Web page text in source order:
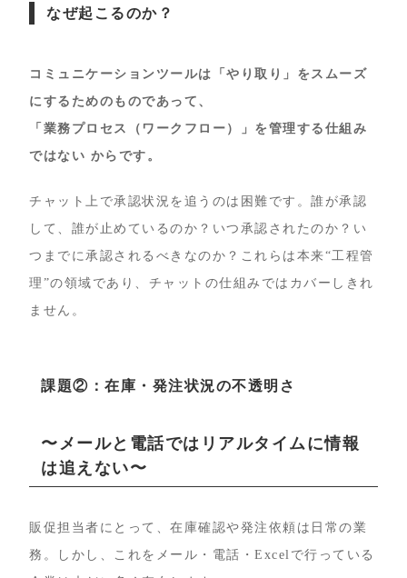
なぜ起こるのか？
コミュニケーションツールは「やり取り」をスムーズ
にするためのものであって、
「業務プロセス（ワークフロー）」を管理する仕組み
ではない からです。
チャット上で承認状況を追うのは困難です。誰が承認
して、誰が止めているのか？いつ承認されたのか？い
つまでに承認されるべきなのか？これらは本来“工程管
理”の領域であり、チャットの仕組みではカバーしきれ
ません。
課題②：在庫・発注状況の不透明さ
〜メールと電話ではリアルタイムに情報
は追えない〜
販促担当者にとって、在庫確認や発注依頼は日常の業
務。しかし、これをメール・電話・Excelで行っている